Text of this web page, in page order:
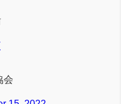
会